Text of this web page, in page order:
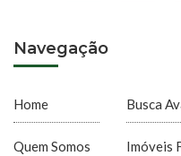
Navegação
Home
Quem Somos
Busca
Imóveis